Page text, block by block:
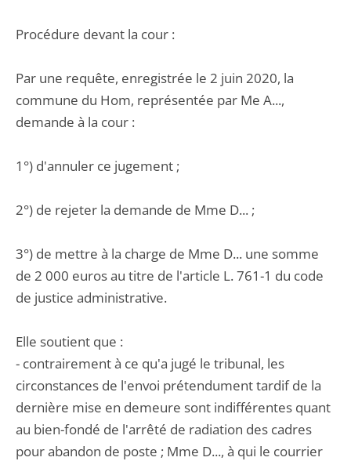
Procédure devant la cour :
Par une requête, enregistrée le 2 juin 2020, la
commune du Hom, représentée par Me A...,
demande à la cour :
1°) d'annuler ce jugement ;
2°) de rejeter la demande de Mme D... ;
3°) de mettre à la charge de Mme D... une somme
de 2 000 euros au titre de l'article L. 761-1 du code
de justice administrative.
Elle soutient que :
- contrairement à ce qu'a jugé le tribunal, les
circonstances de l'envoi prétendument tardif de la
dernière mise en demeure sont indifférentes quant
au bien-fondé de l'arrêté de radiation des cadres
pour abandon de poste ; Mme D..., à qui le courrier